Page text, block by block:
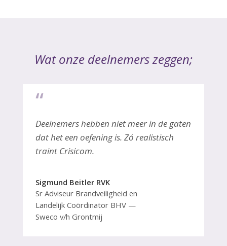
Wat onze deelnemers zeggen;
“
Deelnemers hebben niet meer in de gaten
dat het een oefening is. Zó realistisch
traint Crisicom.
Sigmund Beitler RVK
Sr Adviseur Brandveiligheid en
Landelijk Coördinator BHV
Sweco v/h Grontmij